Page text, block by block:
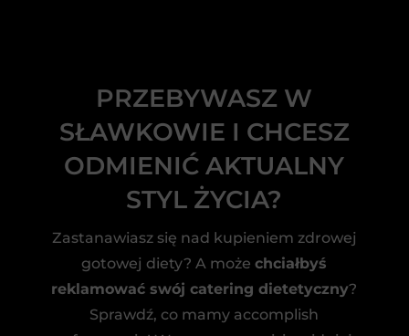
PRZEBYWASZ W
SŁAWKOWIE I CHCESZ
ODMIENIĆ AKTUALNY
STYL ŻYCIA?
Zastanawiasz się nad kupieniem zdrowej
gotowej diety? A możechciałbyś
reklamować swój catering dietetyczny?
Sprawdź, co mamy accomplish